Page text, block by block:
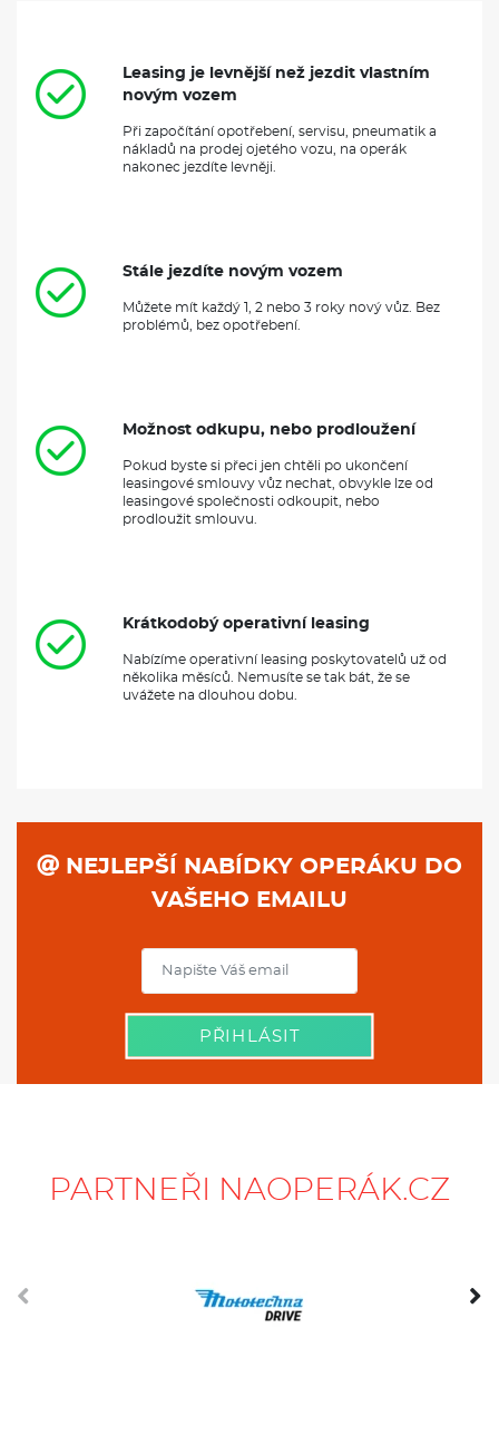
Pokud nejsou služby ve voze aktivovány do 90 dní od předání
vozu zákazníkovi, začne běžet bezplatná lhůta. Zákazník může
služby aktivovat i později, ale bezplatná lhůta je v tom případě
kratší., součástí přípravy není App-Connect
POJIŠTĚNÍ
ZÁKLADNÍ INFORMACE O VOLKSWAGEN
PASSAT
zážehových a naftových variant, které zajišťují skvělý výkon a
nízkou spotřebu paliva. Interiér vozu je prostorný a pohodlný,
vybavený nejnovějšímiinfotainment systémy a bezpečnostními
prvky, které zaručují maximální komfort během jízdy. Passat je
také známý svouvysokou spolehlivostí
Leasing je levnější než jezdit vlastním
novým vozem
Při započítání opotřebení, servisu, pneumatik a
nákladů na prodej ojetého vozu, na operák
nakonec jezdíte levněji.
Stále jezdíte novým vozem
Můžete mít každý 1, 2 nebo 3 roky nový vůz. Bez
problémů, bez opotřebení.
Možnost odkupu, nebo prodloužení
Pokud byste si přeci jen chtěli po ukončení
leasingové smlouvy vůz nechat, obvykle lze od
leasingové společnosti odkoupit, nebo
prodloužit smlouvu.
Krátkodobý operativní leasing
Nabízíme operativní leasing poskytovatelů už od
několika měsíců. Nemusíte se tak bát, že se
uvážete na dlouhou dobu.
NEJLEPŠÍ NABÍDKY OPERÁKU DO
VAŠEHO EMAILU
PŘIHLÁSIT
PARTNEŘI NAOPERÁK.CZ